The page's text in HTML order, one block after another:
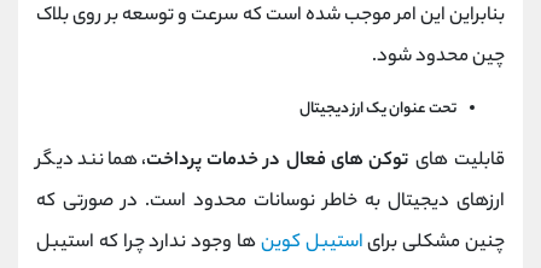
بنابراین این امر موجب شده است که سرعت و توسعه بر روی بلاک
چین محدود شود.
تحت عنوان یک ارز دیجیتال
قابلیت های توکن های فعال در خدمات پرداخت، همانند دیگر
ارزهای دیجیتال به خاطر نوسانات محدود است. در صورتی که
چنین مشکلی برایاستیبل کوینها وجود ندارد چرا که استیبل